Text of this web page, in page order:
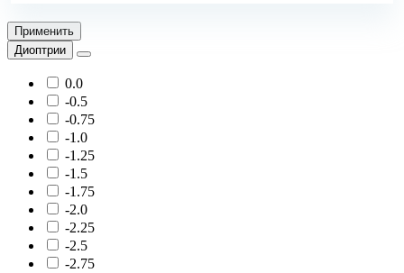
Применить
Диоптрии
0.0
-0.5
-0.75
-1.0
-1.25
-1.5
-1.75
-2.0
-2.25
-2.5
-2.75